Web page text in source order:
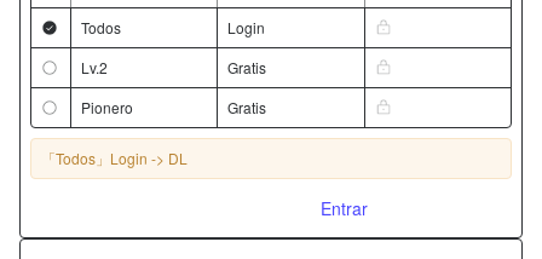
Todos
Login
Lv.2
Gratis
Pionero
Gratis
「Todos」 Login -> DL
Entrar